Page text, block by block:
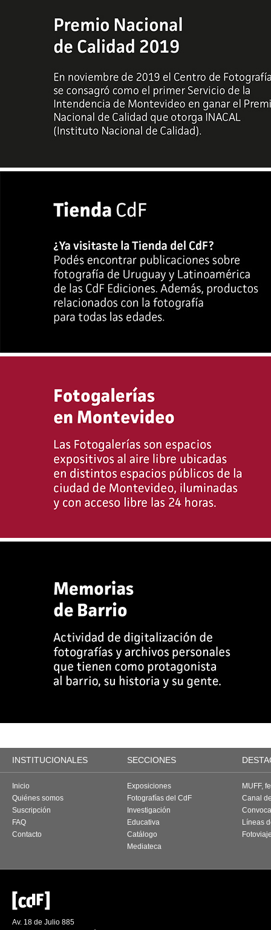
INSTITUCIONALES SECCIONES
Inicio
Quiénes somos
Suscripción
FAQ
Contacto
Exposiciones
Fotografías del CdF
Investigación
Educativa
Catálogo
Mediateca
MUFF,
Canal
Líneas
Av. 18 de Julio 885